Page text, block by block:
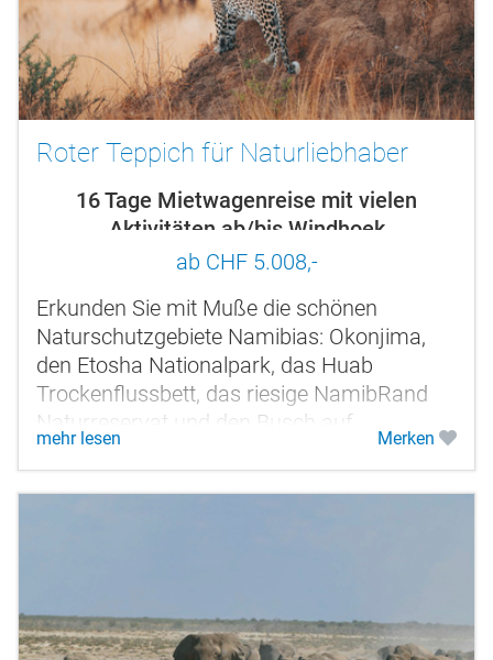
Roter Teppich für Naturliebhaber
16 Tage Mietwagenreise mit vielen
Aktivitäten ab/bis Windhoek
ab CHF 5.008,-
Erkunden Sie mit Muße die schönen
Naturschutzgebiete Namibias: Okonjima,
den Etosha Nationalpark, das Huab
Trockenflussbett, das riesige NamibRand
Naturreservat und den Busch auf
GocheGanas.
mehr lesen Merken